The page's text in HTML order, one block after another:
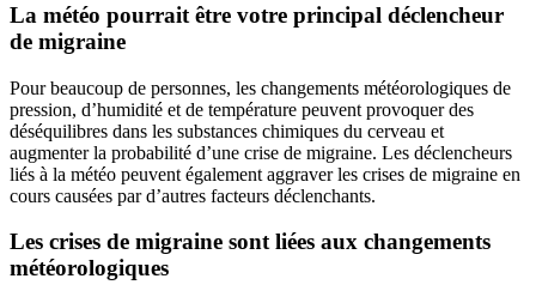
La météo pourrait être votre principal déclencheur
de migraine
Pour beaucoup de personnes, les changements météorologiques de
pression, d’humidité et de température peuvent provoquer des
déséquilibres dans les substances chimiques du cerveau et
augmenter la probabilité d’une crise de migraine. Les déclencheurs
liés à la météo peuvent également aggraver les crises de migraine en
cours causées par d’autres facteurs déclenchants.
Les crises de migraine sont liées aux changements
météorologiques